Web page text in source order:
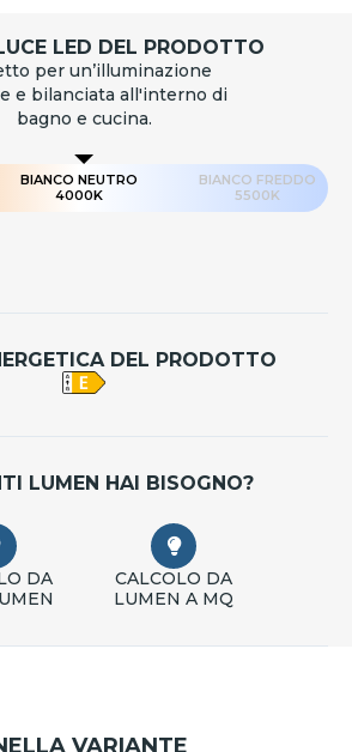
LED DEL PRODOTTO
per un’illuminazione
e bilanciata all'interno di
bagno e cucina.
BIANCO NEUTRO
4000K
BIANCO FREDDO
5500K
DEL PRODOTTO
LUMEN HAI BISOGNO?
DA
CALCOLO DA
LUMEN A MQ
VARIANTE